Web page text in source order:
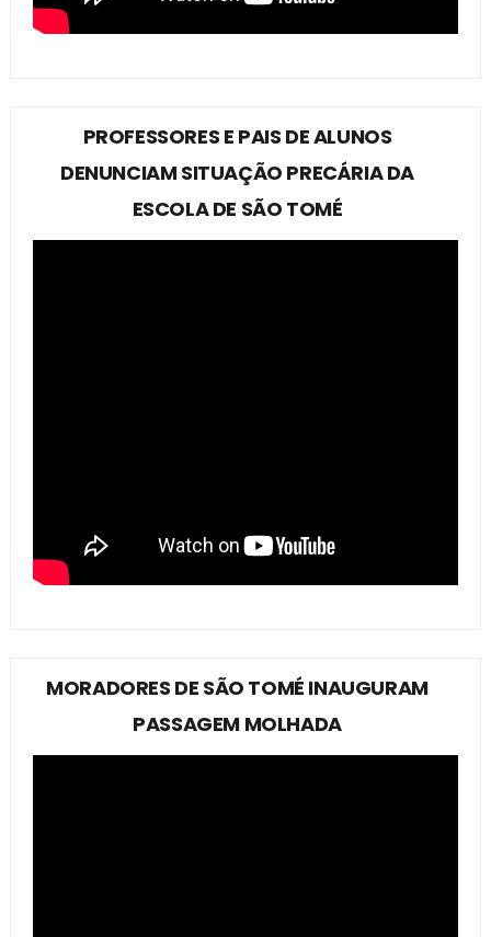
PROFESSORES E PAIS DE ALUNOS
DENUNCIAM SITUAÇÃO PRECÁRIA DA
ESCOLA DE SÃO TOMÉ
MORADORES DE SÃO TOMÉ INAUGURAM
PASSAGEM MOLHADA